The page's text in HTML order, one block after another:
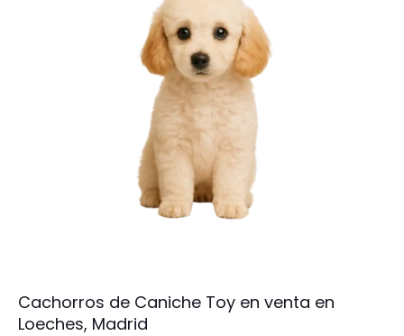
Cachorros de Caniche Toy en venta en
Loeches, Madrid